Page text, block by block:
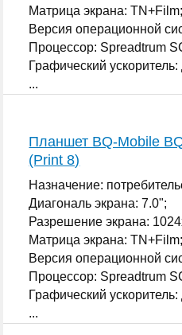
Матрица экрана: TN+Film;
Версия операционной
Процессор: Spreadtrum
Графический
...
Планшет BQ-Mobile
(Print 8)
Назначение:
Диагональ экрана: 7.0";
Разрешение экрана:
Матрица экрана: TN+Film;
Версия операционной
Процессор: Spreadtrum
Графический
...